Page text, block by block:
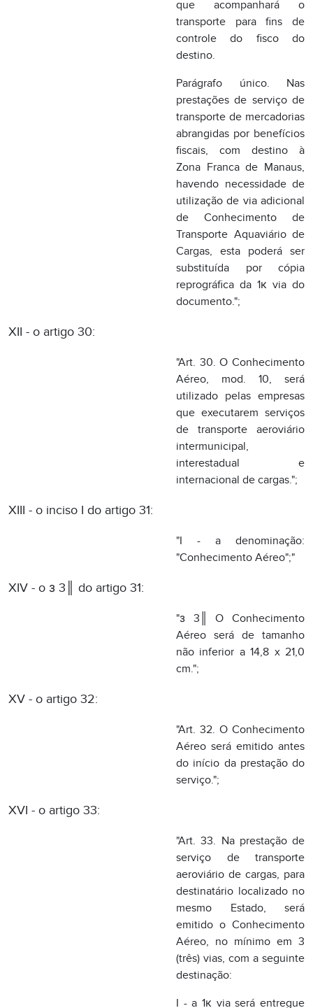
abrangidas por benefícios
fiscais, com destino à
Zona Franca de Manaus,
havendo necessidade de
utilização de via adicional
de Conhecimento de
Transporte Aquaviário de
Cargas, esta poderá ser
substituída por cópia
reprográfica da 1к via do
documento.";
"Art. 30. O Conhecimento
Aéreo, mod. 10, será
utilizado pelas empresas
que executarem serviços
de transporte aeroviário
internacional de cargas.";
"I - a denominação:
"Conhecimento Aéreo";"
cm.";
XV - o artigo 32:
"Art. 32. O Conhecimento
Aéreo será emitido antes
do início da prestação do
serviço.";
serviço de transporte
aeroviário de cargas, para
destinatário localizado no
mesmo Estado, será
(três) vias, com a seguinte
destinação:
I - a 1к via será entregue
ao tomador do serviço;
II - a 2к via acompanhará
o transporte até o destino,
podendo servir de
comprovante de entrega;
III - a 3к via ficará fixa ao